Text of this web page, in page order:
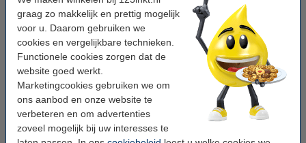
graag zo makkelijk en prettig mogelijk
voor u. Daarom gebruiken we
cookies en vergelijkbare technieken.
Functionele cookies zorgen dat de
website goed werkt.
Marketingcookies gebruiken we om
ons aanbod en onze website te
verbeteren en om advertenties
zoveel mogelijk bij uw interesses te
90 cm)
€ 34,50
Topstar Open Point SY Deluxe bureaustoel zwart
€ 164,50
Bekijk ook:
Bureaustoelen
Prullenbakken
Bureaustoelmatten
Kantoorinrichting
Bureau-accesoires Ergonomische krukken